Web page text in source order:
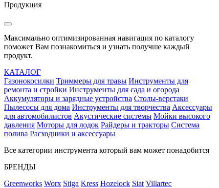
Продукция
Максимально оптимизированная навигация по каталогу
поможет Вам познакомиться и узнать получше каждый
продукт.
КАТАЛОГ
Газонокосилки Триммеры для травы Инструменты для
ремонта и стройки Инструменты для сада и огорода
Аккумуляторы и зарядные устройства Столы-верстаки
Пылесосы для дома Инструменты для творчества Аксессуары
для автомобилистов Акустические системы Мойки высокого
давления Моторы для лодок Райдеры и тракторы Система
полива Расходники и аксессуары
Все категории инструмента который вам может понадобится
БРЕНДЫ
Greenworks Worx Stiga Kress Hozelock Siat Villartec